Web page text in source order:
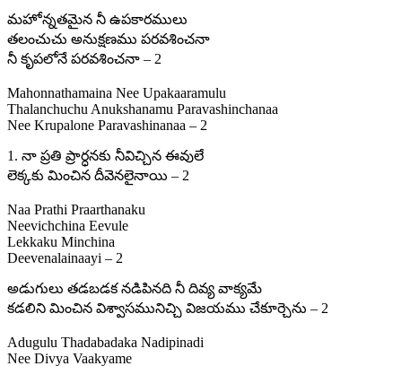
మహోన్నతమైన నీ ఉపకారములు
తలంచుచు అనుక్షణము పరవశించనా
నీ కృపలోనే పరవశించనా – 2
Mahonnathamaina Nee Upakaaramulu
Thalanchuchu Anukshanamu Paravashinchanaa
Nee Krupalone Paravashinanaa – 2
1. నా ప్రతి ప్రార్ధనకు నీవిచ్చిన ఈవులే
లెక్కకు మించిన దీవెనలైనాయి – 2
Naa Prathi Praarthanaku
Neevichchina Eevule
Lekkaku Minchina
Deevenalainaayi – 2
అడుగులు తడబడక నడిపినది నీ దివ్య వాక్యమే
కడలిని మించిన విశ్వాసమునిచ్చి విజయము చేకూర్చెను – 2
Adugulu Thadabadaka Nadipinadi
Nee Divya Vaakyame